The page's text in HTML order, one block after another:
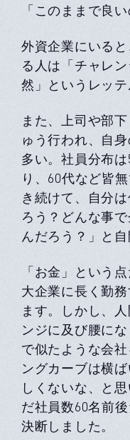
「このままで良
外資企業にいる
る⼈は「チャレ
然」というレッテ
また、上司や部
ゅう⾏われ、⾃
多い。社員分布
り、60代など皆
き続けて、⾃分
ろう？どんな事
んだろう？」と⾃
「お⾦」という
⼤企業に⻑く勤
ます。しかし、
ンジに及び腰に
で似たような会
ングカーブは横
しくないな、と
だ社員数60名前
決断しました。